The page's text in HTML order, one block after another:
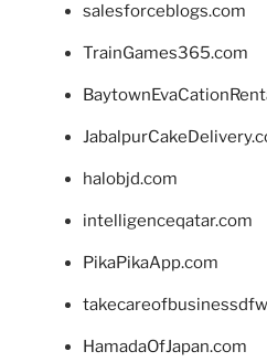
salesforceblogs.com
TrainGames365.com
halobjd.com
intelligenceqatar.com
PikaPikaApp.com
HamadaOfJapan.com